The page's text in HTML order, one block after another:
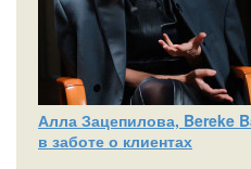
Алла Зацепилова, Bereke
в заботе о клиентах